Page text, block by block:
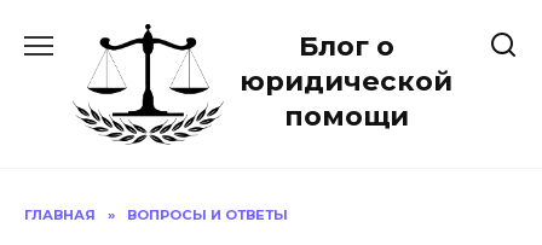
содержанию
Блог о
юридической
помощи
ГЛАВНАЯ » ВОПРОСЫ И ОТВЕТЫ